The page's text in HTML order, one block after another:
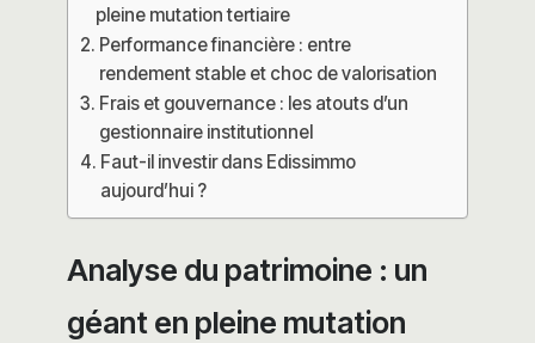
pleine mutation tertiaire
Performance financière : entre
rendement stable et choc de valorisation
Frais et gouvernance : les atouts d’un
gestionnaire institutionnel
Faut-il investir dans Edissimmo
aujourd’hui ?
Analyse du patrimoine : un
géant en pleine mutation